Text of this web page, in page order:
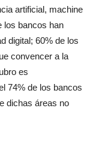
artificial, machine
los bancos han
digital; 60% de los
convencer a la
es
74% de los bancos
dichas áreas no